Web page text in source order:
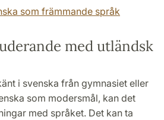
som främmande språk
med utländsk
i svenska från gymnasiet eller
som modersmål, kan det
med språket. Det kan ta